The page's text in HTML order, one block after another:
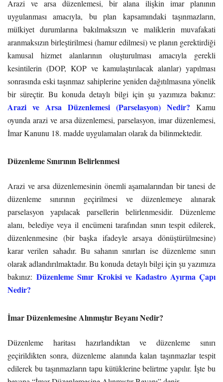
Arazi ve arsa düzenlemesi, bir alana ilişkin imar planının
uygulanması amacıyla, bu plan kapsamındaki taşınmazların,
mülkiyet durumlarına bakılmaksızın ve maliklerin muvafakati
aranmaksızın birleştirilmesi (hamur edilmesi) ve planın gerektirdiği
kamusal hizmet alanlarının oluşturulması amacıyla gerekli
kesintilerin (DOP, KOP ve kamulaştırılacak alanlar) yapılması
sonrasında eski taşınmaz sahiplerine yeniden dağıtılmasına yönelik
bir süreçtir. Bu konuda detaylı bilgi için şu yazımıza bakınız:
Arazi ve Arsa Düzenlemesi (Parselasyon) Nedir? Kamu
oyunda arazi ve arsa düzenlemesi, parselasyon, imar düzenlemesi,
İmar Kanunu 18. madde uygulamaları olarak da bilinmektedir.
Düzenleme Sınırının Belirlenmesi
Arazi ve arsa düzenlemesinin önemli aşamalarından bir tanesi de
düzenleme sınırının geçirilmesi ve düzenlemeye alınarak
parselasyon yapılacak parsellerin belirlenmesidir. Düzenleme
alanı, belediye veya il encümeni tarafından sınırı tespit edilerek,
düzenlenmesine (bir başka ifadeyle arsaya dönüştürülmesine)
karar verilen sahadır. Bu sahanın sınırları ise düzenleme sınırı
olarak adlandırılmaktadır. Bu konuda detaylı bilgi için şu yazımıza
bakınız: Düzenleme Sınır Krokisi ve Kadastro Ayırma Çapı
Nedir?
İmar Düzenlemesine Alınmıştır Beyanı Nedir?
Düzenleme haritası hazırlandıktan ve düzenleme sınırı
geçirildikten sonra, düzenleme alanında kalan taşınmazlar tespit
edilerek bu taşınmazların tapu kütüklerine belirtme yapılır. İşte bu